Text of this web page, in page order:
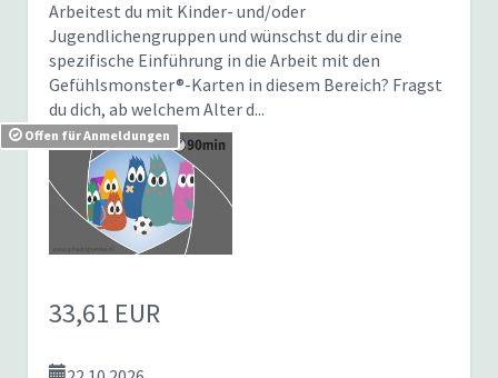
Arbeitest du mit Kinder- und/oder
Jugendlichengruppen und wünschst du dir eine
spezifische Einführung in die Arbeit mit den
Gefühlsmonster®-Karten in diesem Bereich? Fragst
du dich, ab welchem Alter d...
Offen für Anmeldungen
33,61 EUR